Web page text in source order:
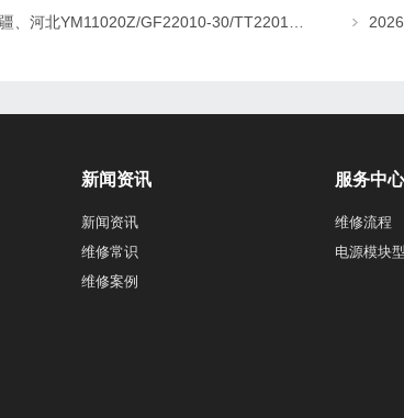
新闻资讯
新闻资讯
维修常识
维修案例
服务中
维修流程
电源模块